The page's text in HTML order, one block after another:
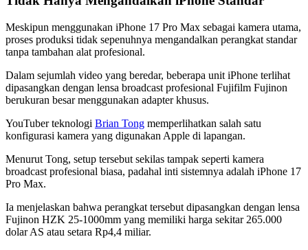
Meskipun menggunakan iPhone 17 Pro Max sebagai kamera utama,
proses produksi tidak sepenuhnya mengandalkan perangkat standar
tanpa tambahan alat profesional.
Dalam sejumlah video yang beredar, beberapa unit iPhone terlihat
dipasangkan dengan lensa broadcast profesional Fujifilm Fujinon
berukuran besar menggunakan adapter khusus.
YouTuber teknologi Brian Tong memperlihatkan salah satu
konfigurasi kamera yang digunakan Apple di lapangan.
Menurut Tong, setup tersebut sekilas tampak seperti kamera
broadcast profesional biasa, padahal inti sistemnya adalah iPhone 17
Pro Max.
Ia menjelaskan bahwa perangkat tersebut dipasangkan dengan lensa
Fujinon HZK 25-1000mm yang memiliki harga sekitar 265.000
dolar AS atau setara Rp4,4 miliar.